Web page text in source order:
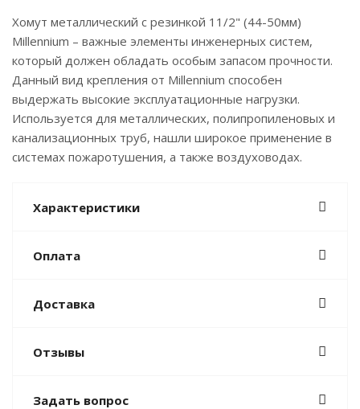
Хомут металлический с резинкой 11/2" (44-50мм)
Millennium – важные элементы инженерных систем,
который должен обладать особым запасом прочности.
Данный вид крепления от Millennium способен
выдержать высокие эксплуатационные нагрузки.
Используется для металлических, полипропиленовых и
канализационных труб, нашли широкое применение в
системах пожаротушения, а также воздуховодах.
Характеристики
Оплата
Доставка
Отзывы
Задать вопрос